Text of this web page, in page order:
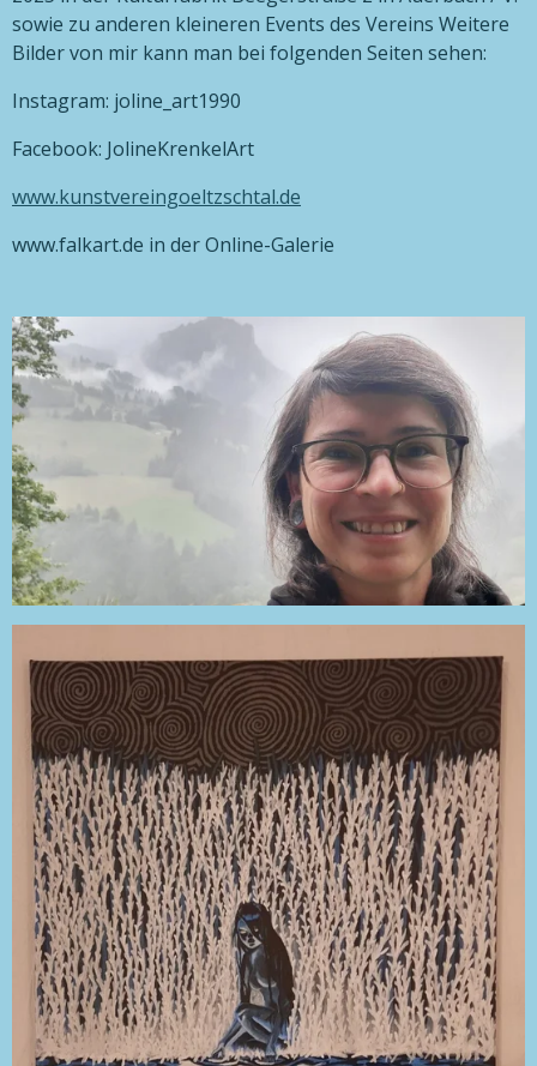
sowie zu anderen kleineren Events des Vereins Weitere
Bilder von mir kann man bei folgenden Seiten sehen:
Instagram: joline_art1990
Facebook: JolineKrenkelArt
www.kunstvereingoeltzschtal.de
www.falkart.de in der Online-Galerie